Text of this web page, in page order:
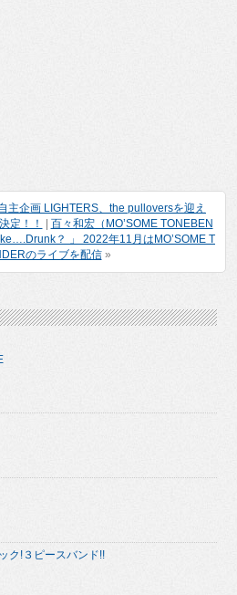
主企画 LIGHTERS、the pulloversを迎え
定！！
百々和宏（MO’SOME TONEBEN
？ 」 2022年11月はMO’SOME T
のライブを配信»
ク!３ピースバンド!!